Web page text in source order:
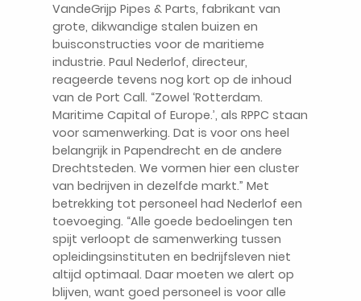
VandeGrijp Pipes & Parts, fabrikant van
grote, dikwandige stalen buizen en
buisconstructies voor de maritieme
industrie. Paul Nederlof, directeur,
reageerde tevens nog kort op de inhoud
van de Port Call. “Zowel ‘Rotterdam.
Maritime Capital of Europe.’, als RPPC staan
voor samenwerking. Dat is voor ons heel
belangrijk in Papendrecht en de andere
Drechtsteden. We vormen hier een cluster
van bedrijven in dezelfde markt.” Met
betrekking tot personeel had Nederlof een
toevoeging. “Alle goede bedoelingen ten
spijt verloopt de samenwerking tussen
opleidingsinstituten en bedrijfsleven niet
altijd optimaal. Daar moeten we alert op
blijven, want goed personeel is voor alle